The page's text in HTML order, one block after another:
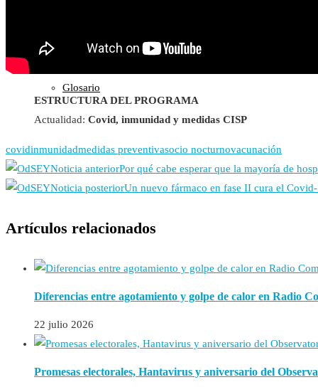
Centro de Salud
Glosario
ESTRUCTURA DEL PROGRAMA
Actualidad: Covid, inmunidad y medidas CISP
covidinmunidadmedidas preventivasocio nocturnovacunación
Noticia anteriorPor qué cabe esperar que la mayoría de
Noticia posteriorUn nuevo fármaco en fase II cura el
Artículos relacionados
Diferencias entre agotamiento y golpe de calor en Radio
22 julio 2026
Promesas electorales, Hantavirus y aniversario del